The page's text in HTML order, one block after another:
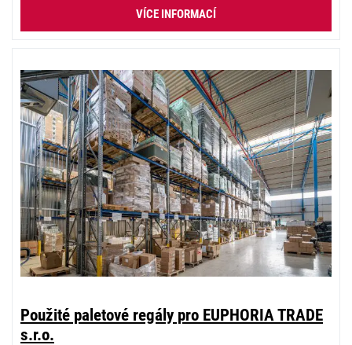
VÍCE INFORMACÍ
Použité paletové regály pro EUPHORIA TRADE
s.r.o.